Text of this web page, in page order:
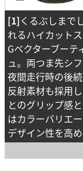
[1]くるぶしまで
れるハイカットス
Gベクターブー
ュ。両つま先シ
夜間走行時の後
反射素材も採用し
とのグリップ感
はカラーバリエ
デザイン性を高め